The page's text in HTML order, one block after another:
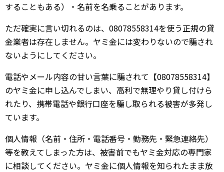
することもある）・名前を名乗ることがあります。
ただ確実に言い切れるのは、08078558314を使う正規の貸
金業者は存在しません。ヤミ金には変わりないので騙され
ないようにしてください。
電話やメール内容の甘い言葉に騙されて【08078558314】
のヤミ金に申し込んでしまい、高利で無理やり貸し付けら
れたり、携帯電話や銀行口座を騙し取られる被害が多発し
ています。
個人情報（名前・住所・電話番号・勤務先・緊急連絡先）
等を教えてしまった方は、被害前でもヤミ金対応の専門家
に相談してください。ヤミ金に個人情報を知られたまま放